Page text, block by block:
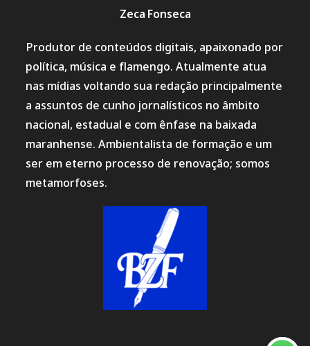
Zeca Fonseca
Produtor de conteúdos digitais, apaixonado por
política, música e flamengo. Atualmente atua
nas mídias voltando sua redação principalmente
a assuntos de cunho jornalísticos no âmbito
nacional, estadual e com ênfase na baixada
maranhense. Ambientalista de formação e um
ser em eterno processo de renovação; somos
metamorfoses.